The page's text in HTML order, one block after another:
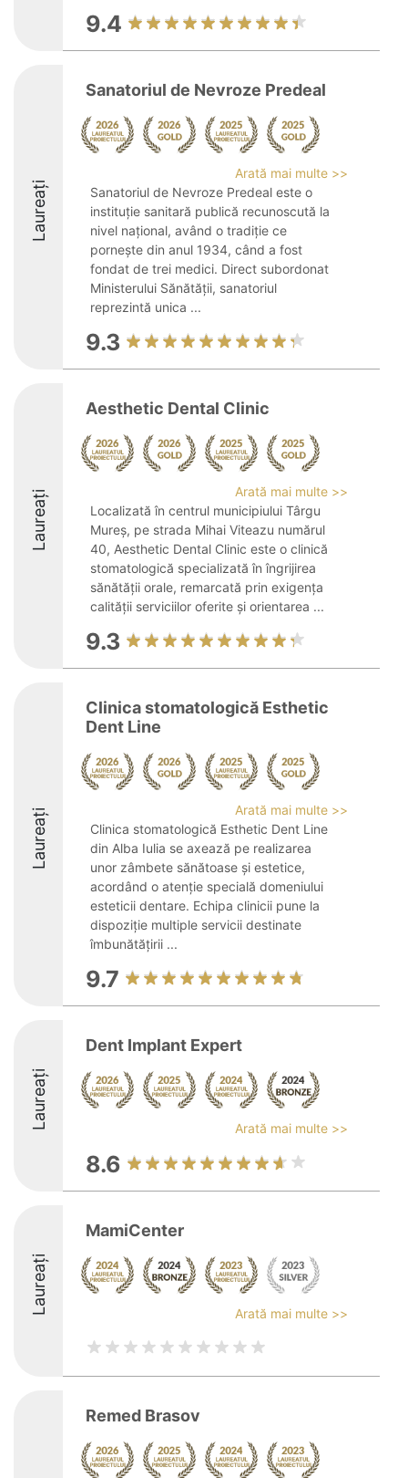
9.4
Laureați
Sanatoriul de Nevroze Predeal
Arată mai multe >>
Sanatoriul de Nevroze Predeal este o
instituție sanitară publică recunoscută la
nivel național, având o tradiție ce
pornește din anul 1934, când a fost
fondat de trei medici. Direct subordonat
Ministerului Sănătății, sanatoriul
reprezintă unica ...
9.3
Laureați
Aesthetic Dental Clinic
Arată mai multe >>
Localizată în centrul municipiului Târgu
Mureș, pe strada Mihai Viteazu numărul
40, Aesthetic Dental Clinic este o clinică
stomatologică specializată în îngrijirea
sănătății orale, remarcată prin exigența
calității serviciilor oferite și orientarea ...
9.3
Laureați
Clinica stomatologică Esthetic
Dent Line
Arată mai multe >>
Clinica stomatologică Esthetic Dent Line
din Alba Iulia se axează pe realizarea
unor zâmbete sănătoase și estetice,
acordând o atenție specială domeniului
esteticii dentare. Echipa clinicii pune la
dispoziție multiple servicii destinate
îmbunătățirii ...
9.7
Laureați
Dent Implant Expert
Arată mai multe >>
8.6
Laureați
MamiCenter
Arată mai multe >>
Remed Brasov